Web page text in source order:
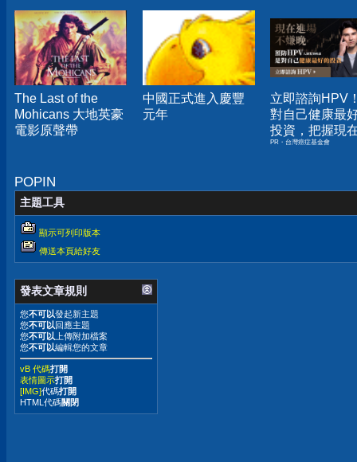
The Last of the
Mohicans 大地英豪
電影原聲帶
中國正式進入慶豐
元年
立即諮詢HPV
對自己健康最
投資，把握現
嫌晚！
PR・台灣癌症基金會
POPIN
主題工具
顯示可列印版本
傳送本頁給好友
發表文章規則
您不可以發起新主題
您不可以回應主題
您不可以 上傳附加檔案
您不可以編輯您的文章
vB 代碼打開
表情圖示打開
[IMG]代碼打開
HTML代碼關閉